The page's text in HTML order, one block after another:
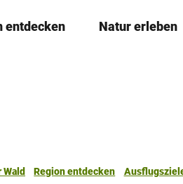
entdecken Natur erleben
Region entdecken